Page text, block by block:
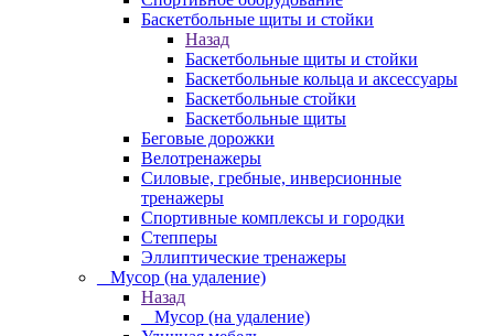
Баскетбольные щиты и стойки
Назад
Баскетбольные щиты и стойки
Баскетбольные кольца и аксессуары
Баскетбольные стойки
Баскетбольные щиты
Беговые дорожки
Велотренажеры
Силовые, гребные, инверсионные
тренажеры
Спортивные комплексы и городки
Степперы
Эллиптические тренажеры
_ Мусор (на удаление)
Назад
_ Мусор (на удаление)